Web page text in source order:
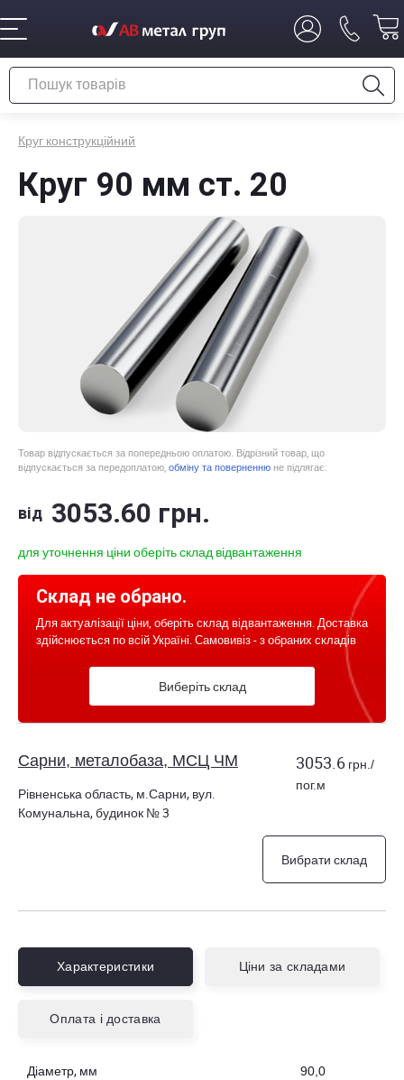
Круг конструкційний
Круг 90 мм ст. 20
Товар відпускається за попередньою оплатою. Відрізний товар, що
відпускається за передоплатою, обміну та поверненню не підлягає.
від 3053.60 грн.
для уточнення ціни оберіть склад відвантаження
Склад не обрано.
Для актуалізації ціни, оберіть склад відвантаження. Доставка
здійснюється по всій Україні. Самовивіз - з обраних складів
Виберіть склад
Сарни, металобаза, МСЦ ЧМ
Рівненська область, м.Сарни, вул.
Комунальна, будинок № 3
3053.6 грн./
пог.м
Вибрати склад
Характеристики Ціни за складами
Оплата і доставка
Діаметр, мм 90,0